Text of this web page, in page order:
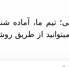
تیم ما، آماده
میتوانید از طریق